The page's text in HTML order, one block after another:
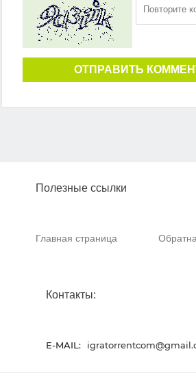
ОТПРАВИТЬ
Полезные ссылки
Главная страница
Контакты:
E-MAIL: